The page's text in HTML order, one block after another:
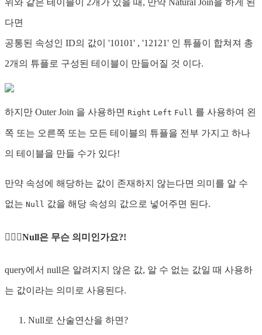
다면
공통된 속성인 ID의 값이 '10101' , '12121' 인 튜플이 합쳐져 총
2개의 튜플로 구성된 테이블이 만들어질 것 이다.
하지만 Outer Join 을 사용하면 Right Left Full 를 사용하여 왼
쪽 또는 오른쪽 또는 모든 테이블의 튜플을 전부 가지고 하나
의 테이블을 만들 수가 있다!
만약 속성에 해당하는 값이 존재하지 않는다면 의미를 알 수
없는 Null 값을 해당 속성의 값으로 넣어주면 된다.
🤷🏻‍♀️Null은 무슨 의미인가요?!
query에서 null은 알려지지 않은 값, 알 수 없는 값일 때 사용하
는 값이라는 의미로 사용된다.
Null로 산술연산을 하면?